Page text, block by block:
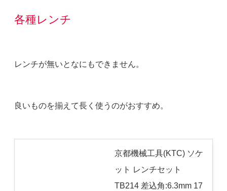
各種レンチ
レンチが無いとなにもできません。
良いものを揃えて長く使うのがおすすめ。
京都機械工具(KTC) ソケ
ット レンチセット
TB214 差込角:6.3mm 17